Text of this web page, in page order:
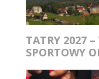
TATRY 2027
SPORTOWY